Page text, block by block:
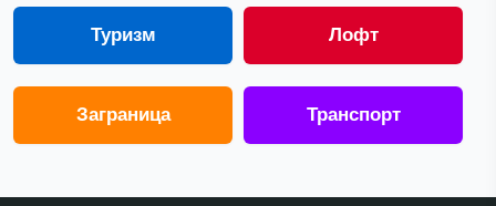
Туризм Лофт
Заграница Транспорт